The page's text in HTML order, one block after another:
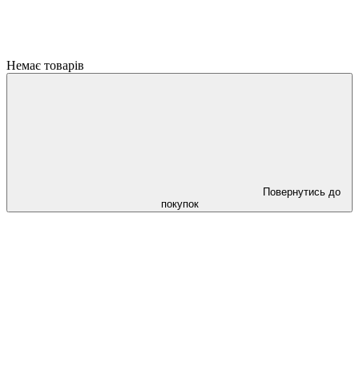
Немає товарів
Повернутись до
покупок